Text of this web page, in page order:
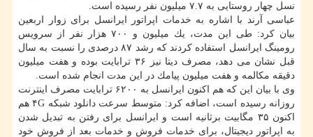
نسل چهار روستایی به ۷.۷ میلیون نفر رسیده است.
عباسی آرند با اشاره به خدمات اپراتور ایرانسل برای زوار اربعین
بیان كرد: طی این مدت، یك میلیون و ۷۰۰ هزار نفر از سرویس
رومینگ ایرانسل استفاده كردند كه رشد ۸۷ درصدی را نسبت به سال
قبل نشان می دهد، مصرف دیتا نیز ۳۶ ترابایت بوده و هفت میلیون
دقیقه مكالمه و هفت میلیون پیامك در این مدت انجام شده است.
وی با بیان این كه هم اكنون ایرانسل به ۶۲۰۰ ترابایت مصرف اینترنت
روزانه رسیده است، اضافه كرد: متوسط سرعت دانلود شبكه ۴G هم
اكنون ۳۵ مگابیت برثانیه است و ایرانسل برای رفتن به تبدیل شدن
به اپراتور دیجیتال، برای خدمات فروش و خدمات بعد از فروش خود